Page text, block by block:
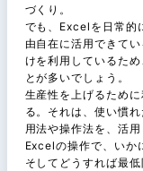
づくり。
でも、Excelを日常的
由自在に活用できて
けを利用しているた
とが多いでしょう。
生産性を上げるため
る。それは、使い慣
用法や操作法を、活
Excelの操作で、いか
そしてどうすれば最